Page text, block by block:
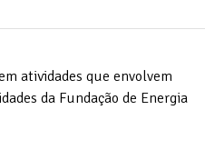
atividades que envolvem
da Fundação de Energia